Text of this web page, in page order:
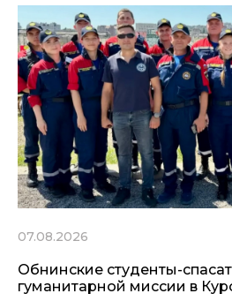
07.08.2026
Обнинские студенты-
гуманитарной миссии в